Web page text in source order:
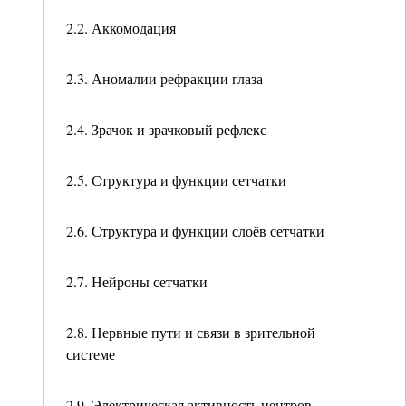
2.2. Аккомодация
2.3. Аномалии рефракции глаза
2.4. Зрачок и зрачковый рефлекс
2.5. Структура и функции сетчатки
2.6. Структура и функции слоёв сетчатки
2.7. Нейроны сетчатки
2.8. Нервные пути и связи в зрительной
системе